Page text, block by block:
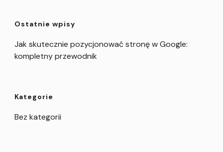
Ostatnie wpisy
Jak skutecznie pozycjonować stronę w Google:
kompletny przewodnik
Kategorie
Bez kategorii